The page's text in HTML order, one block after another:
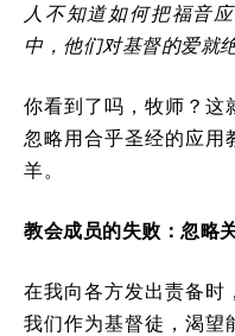
人不知道如何把福音
中，他们对基督的爱就
你看到了吗，牧师？这
忽略用合乎圣经的应用
羊。
教会成员的失败：忽略
在我向各方发出责备时
我们作为基督徒，渴望